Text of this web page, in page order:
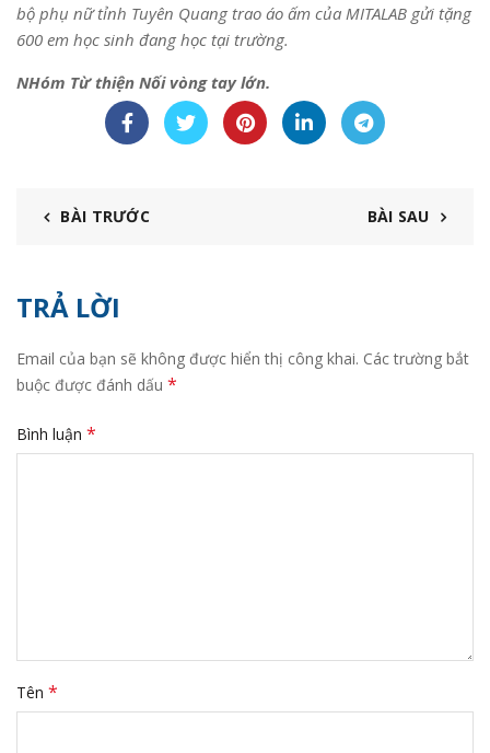
bộ phụ nữ tỉnh Tuyên Quang trao áo ấm của MITALAB gửi tặng
600 em học sinh đang học tại trường.
NHóm Từ thiện Nối vòng tay lớn.
BÀI TRƯỚC BÀI SAU
TRẢ LỜI
Email của bạn sẽ không được hiển thị công khai. Các trường bắt
buộc được đánh dấu *
Bình luận *
Tên *